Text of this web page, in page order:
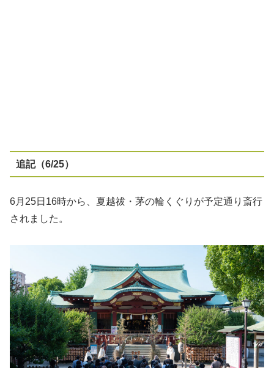
追記（6/25）
6月25日16時から、夏越祓・茅の輪くぐりが予定通り斎行
されました。